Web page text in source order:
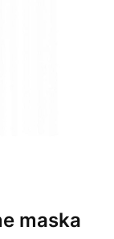
maska